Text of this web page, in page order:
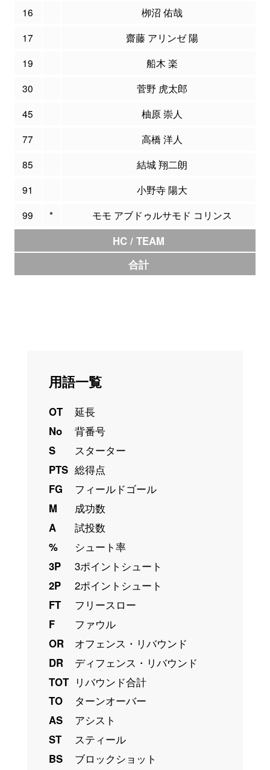
16
栁沼 佑哉
17
齋藤 アリンゼ 陽
19
船木 楽
30
菅野 虎太郎
45
柚原 崇人
77
高橋 洋人
85
結城 翔二朗
91
小野寺 陽大
99
* モモ アブドゥルサモド コリンス
HC / TEAM
合計
用語一覧
OT
延長
No
背番号
S
スターター
PTS 総得点
FG
フィールドゴール
M
成功数
A
試投数
%
シュート率
3P
3ポイントシュート
2P
2ポイントシュート
FT
フリースロー
F
ファウル
OR
オフェンス・リバウンド
DR
ディフェンス・リバウンド
TOT リバウンド合計
TO
ターンオーバー
AS
アシスト
ST
スティール
BS
ブロックショット